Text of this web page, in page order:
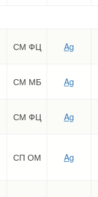
СМ ФЦ Ag
СМ МБ Ag
СМ ФЦ Ag
СП ОМ Ag